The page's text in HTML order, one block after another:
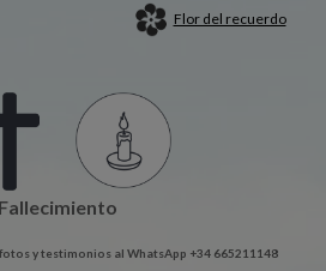
Flor del recuerdo
Fallecimiento
y testimonios al WhatsApp +34 665211148